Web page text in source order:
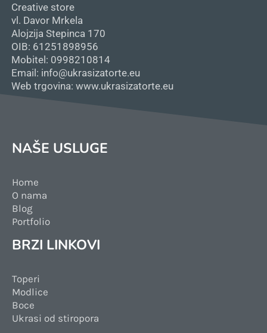
Creative store
vl. Davor Mrkela
Alojzija Stepinca 170
OIB: 61251898956
Mobitel: 0998210814
Email: info@ukrasizatorte.eu
Web trgovina: www.ukrasizatorte.eu
NAŠE USLUGE
Home
O nama
Blog
Portfolio
BRZI LINKOVI
Toperi
Modlice
Boce
Ukrasi od stiropora